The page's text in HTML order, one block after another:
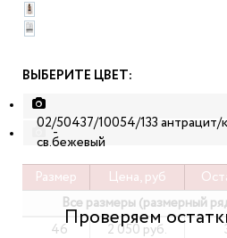
ВЫБЕРИТЕ ЦВЕТ:
02/50437/10054/133 антрацит/
св.бежевый
-
Размер Цена, руб
Все размеры (размерный
46 2 050 руб.